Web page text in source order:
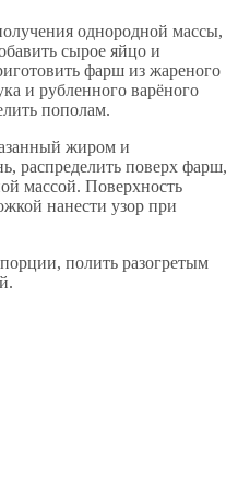
однородной массы,
сырое яйцо и
фарш из жареного
и рубленного варёного
пополам.
жиром и
распределить поверх фарш,
массой. Поверхность
нанести узор при
полить разогретым